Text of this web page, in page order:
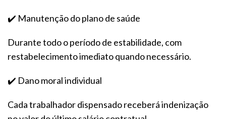
✔️ Manutenção do plano de saúde
Durante todo o período de estabilidade, com
restabelecimento imediato quando necessário.
✔️ Dano moral individual
Cada trabalhador dispensado receberá indenização